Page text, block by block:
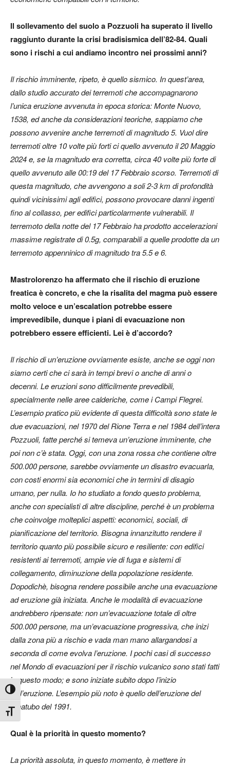
Attiva/disattiva alto contrasto
Attiva/disattiva dimensione testo
Il sollevamento del suolo a Pozzuoli ha superato il livello
raggiunto durante la crisi bradisismica dell’82-84. Quali
sono i rischi a cui andiamo incontro nei prossimi anni?
Il rischio imminente, ripeto, è quello sismico. In quest’area,
dallo studio accurato dei terremoti che accompagnarono
l’unica eruzione avvenuta in epoca storica: Monte Nuovo,
1538, ed anche da considerazioni teoriche, sappiamo che
possono avvenire anche terremoti di magnitudo 5. Vuol dire
terremoti oltre 10 volte più forti ci quello avvenuto il 20 Maggio
2024 e, se la magnitudo era corretta, circa 40 volte più forte di
quello avvenuto alle 00:19 del 17 Febbraio scorso. Terremoti di
questa magnitudo, che avvengono a soli 2-3 km di profondità
quindi vicinissimi agli edifici, possono provocare danni ingenti
fino al collasso, per edifici particolarmente vulnerabili. Il
terremoto della notte del 17 Febbraio ha prodotto accelerazioni
massime registrate di 0.5g, comparabili a quelle prodotte da un
terremoto appenninico di magnitudo tra 5.5 e 6.
Mastrolorenzo ha affermato che il rischio di eruzione
freatica è concreto, e che la risalita del magma può essere
molto veloce e un’escalation potrebbe essere
imprevedibile, dunque i piani di evacuazione non
potrebbero essere efficienti. Lei è d’accordo?
Il rischio di un’eruzione ovviamente esiste, anche se oggi non
siamo certi che ci sarà in tempi brevi o anche di anni o
decenni. Le eruzioni sono difficilmente prevedibili,
specialmente nelle aree calderiche, come i Campi Flegrei.
L’esempio pratico più evidente di questa difficoltà sono state le
due evacuazioni, nel 1970 del Rione Terra e nel 1984 dell’intera
Pozzuoli, fatte perché si temeva un’eruzione imminente, che
poi non c’è stata. Oggi, con una zona rossa che contiene oltre
500.000 persone, sarebbe ovviamente un disastro evacuarla,
con costi enormi sia economici che in termini di disagio
umano, per nulla. Io ho studiato a fondo questo problema,
anche con specialisti di altre discipline, perché è un problema
che coinvolge molteplici aspetti: economici, sociali, di
pianificazione del territorio. Bisogna innanzitutto rendere il
territorio quanto più possibile sicuro e resiliente: con edifici
resistenti ai terremoti, ampie vie di fuga e sistemi di
collegamento, diminuzione della popolazione residente.
Dopodichè, bisogna rendere possibile anche una evacuazione
ad eruzione già iniziata. Anche le modalità di evacuazione
andrebbero ripensate: non un’evacuazione totale di oltre
500.000 persone, ma un’evacuazione progressiva, che inizi
dalla zona più a rischio e vada man mano allargandosi a
seconda di come evolva l’eruzione. I pochi casi di successo
nel Mondo di evacuazioni per il rischio vulcanico sono stati fatti
in questo modo; e sono iniziate subito dopo l’inizio
dell’eruzione. L’esempio più noto è quello dell’eruzione del
Pinatubo del 1991.
Qual è la priorità in questo momento?
La priorità assoluta, in questo momento, è mettere in